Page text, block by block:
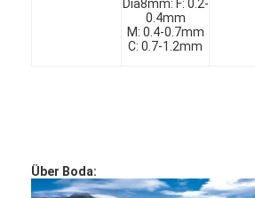
Dia8mm: F: 0.2-
0.4mm
M: 0.4-0.7mm
C: 0.7-1.2mm
Über Boda: